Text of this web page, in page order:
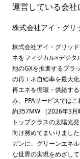
運営している会社
株式会社アイ・グリ
株式会社アイ・グリッ
ネをフィジカル×デジタ
地のGXを推進するプラ
の再エネ自給率を最大
再エネを循環・供給す
み、PPAサービスでは
約357MW （2026年3月
トップクラスの太陽光
向け努めてまいりまし
ガンに、グリーンエネ
な世界の実現をめざして